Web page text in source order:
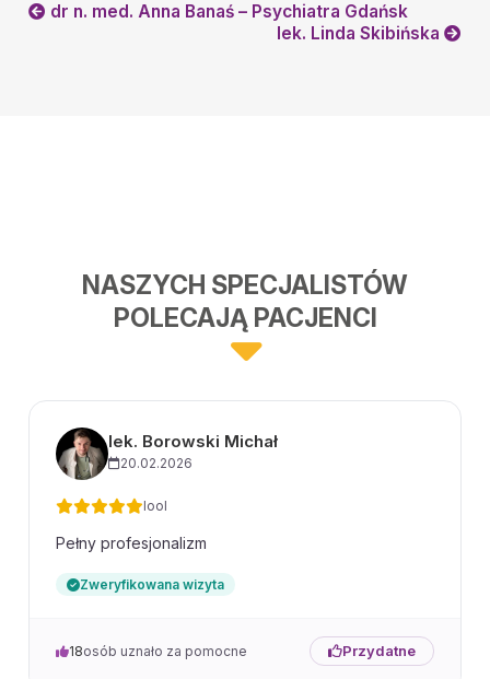
dr n. med. Anna Banaś – Psychiatra Gdańsk
lek. Linda Skibińska
NASZYCH SPECJALISTÓW
POLECAJĄ PACJENCI
lek. Borowski Michał
20.02.2026
IooI
Pełny profesjonalizm
Zweryfikowana wizyta
18osób uznało za pomocne Przydatne